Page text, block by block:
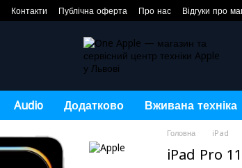
Контакти Публічна оферта Про нас Відгуки про
Audio Додатково Вживана техніка
Головна iPad
iPad Pro